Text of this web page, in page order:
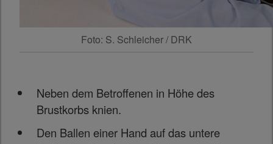
Foto: S. Schleicher / DRK
Neben dem Betroffenen in Höhe des
Brustkorbs knien.
Den Ballen einer Hand auf das untere